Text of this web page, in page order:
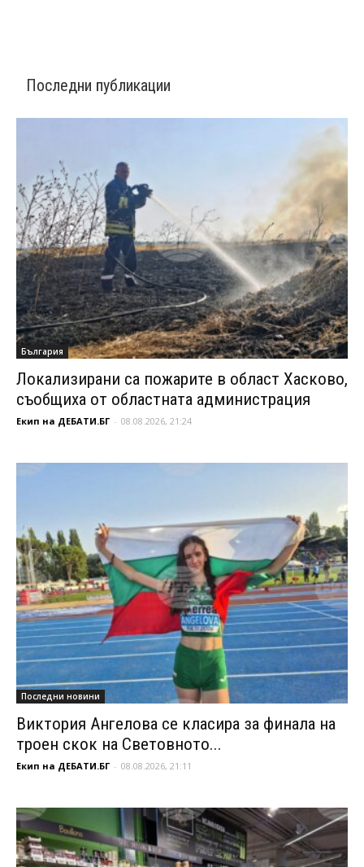
Последни публикации
България
Локализирани са пожарите в област Хасково,
съобщиха от областната администрация
Екип на ДЕБАТИ.БГ - 08.08.2026, 21:24
Последни новини
Виктория Ангелова се класира за финала на
троен скок на Световното...
Екип на ДЕБАТИ.БГ - 08.08.2026, 21:11